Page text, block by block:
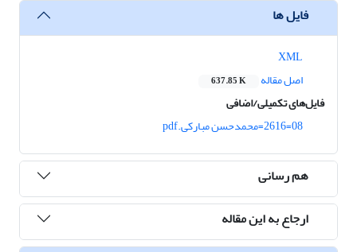
فایل ها
اصل مقاله
637.85 K
فایل‌های تکمیلی/اضافی
08=2616=محمدحسن مبارکی.pdf
هم رسانی
ارجاع به این مقاله